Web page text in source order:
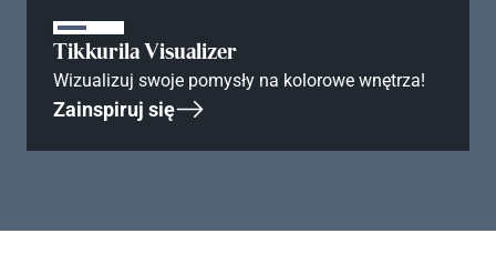
Tikkurila Visualizer
Wizualizuj swoje pomysły na kolorowe wnętrza!
Zainspiruj się